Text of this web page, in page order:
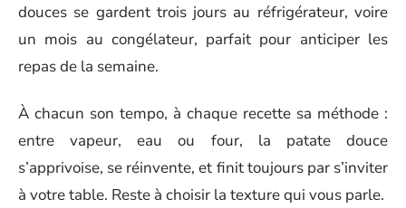
douces se gardent trois jours au réfrigérateur, voire
un mois au congélateur, parfait pour anticiper les
repas de la semaine.
À chacun son tempo, à chaque recette sa méthode :
entre vapeur, eau ou four, la patate douce
s’apprivoise, se réinvente, et finit toujours par s’inviter
à votre table. Reste à choisir la texture qui vous parle.